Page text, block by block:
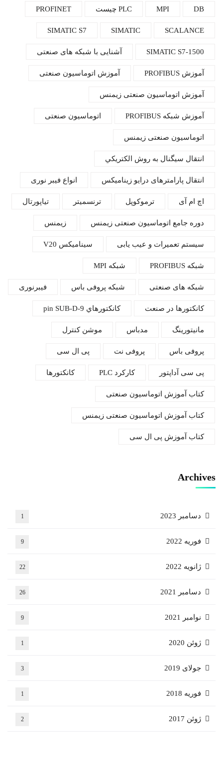
DB
MPI PLC چیست PROFINET
SCALANCE
SIMATIC
SIMATIC S7
SIMATIC S7-1500 آشنایی با شبکه های صنعتی
آموزش PROFIBUS آموزش اتوماسیون صنعتی
آموزش اتوماسیون صنعتی زیمنس
آموزش شبكه‌ PROFIBUS اتوماسیون صنعتی
اتوماسیون صنعتی زیمنس
انتقال سيگنال به روش الكتريكي
انتقال پارامترهای درایو زینامیکس انواع فیبر نوری
اچ ام آی ترموکوپل ترنسمیتر تیاپورتال
دوره جامع اتوماسیون صنعتی زیمنس زیمنس
سیستم تعمیرات و عیب یابی سینامیکس V20
شبكه‌ PROFIBUS شبکه MPI
شبکه های صنعتی شبکه پروفی باس فیبرنوری
كانكتورها در صنعت كانكتور‌هاي 9-pin SUB-D
مانیتورینگ مدباس موشن کنترل
پروفی باس پروفی نت پی ال سی
پی سی آداپتور کارکرد PLC کانکتورها
کتاب آموزش اتوماسیون صنعتی
کتاب آموزش اتوماسیون صنعتی زیمنس
کتاب آموزش پی ال سی
Archives
دسامبر 2023 1
فوریه 2022 9
ژانویه 2022 22
دسامبر 2021 26
نوامبر 2021 9
ژوئن 2020 1
جولای 2019 3
فوریه 2018 1
ژوئن 2017 2